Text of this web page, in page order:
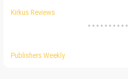
Kirkus Reviews
Publishers Weekly